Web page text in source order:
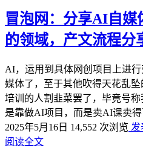
冒泡网：分享AI自媒
的领域，产文流程分
AI，运用到具体网创项目上进
媒体了，至于其他吹得天花乱
培训的人割韭菜罢了，毕竟号
是靠做AI项目，而是卖AI课卖得
2025年5月16日 14,552 次浏览 发
阅读全文